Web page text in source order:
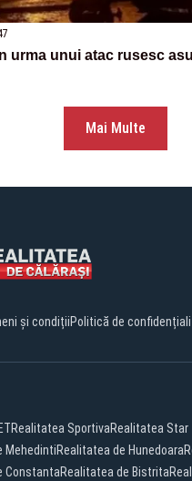
urma unui atac rusesc
Mai Multe
și condițiiPolitică de
Realitatea SportivaRealitatea Star
MehedintiRealitatea de Hunedoara
ConstantaRealitatea de Bistrita